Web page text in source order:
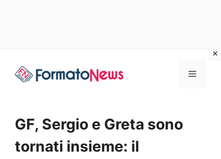
Menu
GF, Sergio e Greta sono
tornati insieme: il